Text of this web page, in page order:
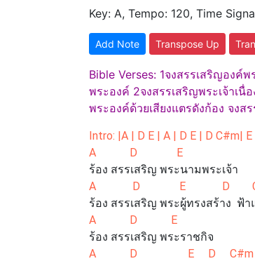
Key: A, Tempo: 120, Time
Add Note Transpose Up
Bible Verses: 1จงสรรเสริญองค์
พระองค์ 2จงสรรเสริญพระเจ้าเ
พระองค์ด้วยเสียงแตรดังก้อง จง
Intro: |A | D E | A | D E | D C#m| E
A D E
ร้อง สรรเสริญ พระนามพระเจ้า
A D E D
ร้อง สรรเสริญ พระผู้ทรงสร้าง ฟ้า
A D E
ร้อง สรรเสริญ พระราชกิจ
A D E D